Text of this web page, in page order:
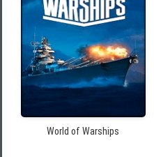
World of Warships